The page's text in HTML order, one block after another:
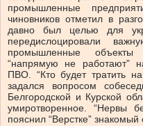
промышленные
чиновников отметил в
давно был целью для
передислоцировали
промышленные объекты
“напрямую не работают”
ПВО. “Кто будет тратить
задался вопросом
Белгородской и Курской
умиротворенное. “Нервы
пояснил “Верстке” знакомый